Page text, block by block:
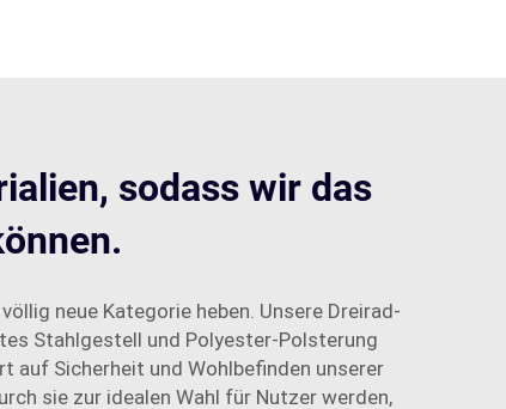
sodass wir das
neue Kategorie heben. Unsere Dreirad-
Stahlgestell und Polyester-Polsterung
auf Sicherheit und Wohlbefinden unserer
sie zur idealen Wahl für Nutzer werden,